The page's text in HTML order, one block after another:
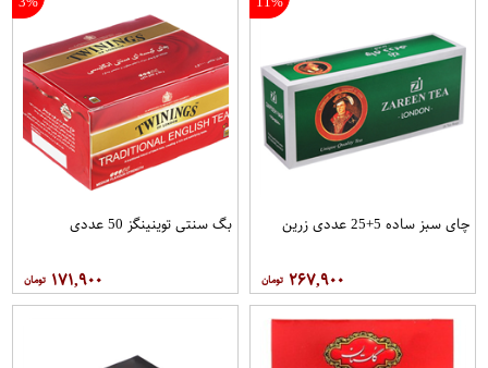
چای سبز ساده 5+25 عددی زرین
۲۶۷,۹۰۰
بگ سنتی توینینگز 50 عددی
۱۷۱,۹۰۰